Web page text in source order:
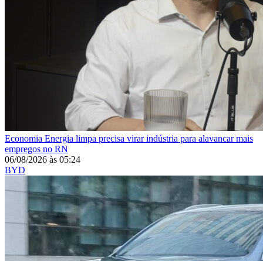
Economia Energia limpa precisa virar indústria para alavancar mais
empregos no RN
06/08/2026 às 05:24
BYD